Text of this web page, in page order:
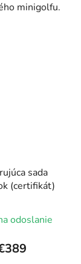
minigolfu.
sada
(certifikát)
odoslanie